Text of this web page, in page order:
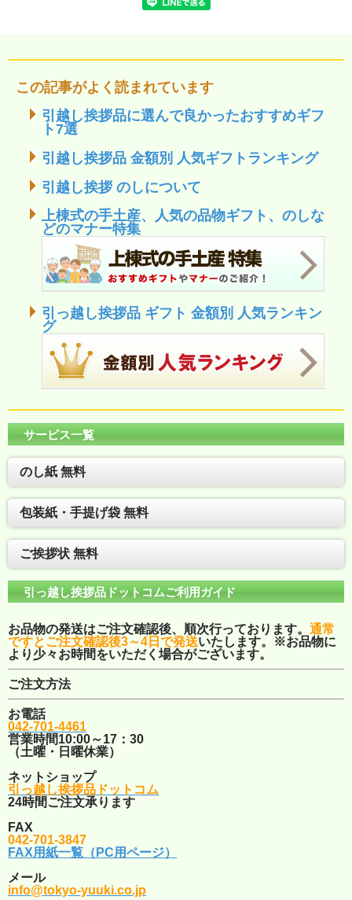
この記事がよく読まれています
引越し挨拶品に選んで良かったおすすめギフ
ト7選
引越し挨拶品 金額別 人気ギフトランキング
引越し挨拶 のしについて
上棟式の手土産、人気の品物ギフト、のしな
どのマナー特集
引っ越し挨拶品 ギフト 金額別 人気ランキン
グ
サービス一覧
のし紙 無料
包装紙・手提げ袋 無料
ご挨拶状 無料
引っ越し挨拶品ドットコムご利用ガイド
お品物の発送はご注文確認後、順次行っております。 通常
ですとご注文確認後3～4日で発送いたします。※お品物に
より少々お時間をいただく場合がございます。
ご注文方法
お電話
042-701-4461
営業時間10:00～17：30
（土曜・日曜休業）
ネットショップ
引っ越し挨拶品ドットコム
24時間ご注文承ります
FAX
042-701-3847
FAX用紙一覧（PC用ページ）
メール
info@tokyo-yuuki.co.jp